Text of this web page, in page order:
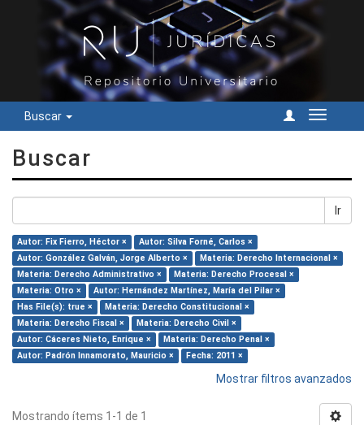
Buscar
Cambiar
Buscar
Ir
Autor: Fix Fierro, Héctor ×
Autor: Silva Forné, Carlos ×
Autor: González Galván, Jorge Alberto ×
Materia: Derecho Internacional ×
Materia: Derecho Administrativo ×
Materia: Derecho Procesal ×
Materia: Otro ×
Autor: Hernández Martínez, María del Pilar ×
Has File(s): true ×
Materia: Derecho Constitucional ×
Materia: Derecho Fiscal ×
Materia: Derecho Civil ×
Autor: Cáceres Nieto, Enrique ×
Materia: Derecho Penal ×
Autor: Padrón Innamorato, Mauricio ×
Fecha: 2011 ×
Mostrar filtros avanzados
Mostrando ítems 1-1 de 1